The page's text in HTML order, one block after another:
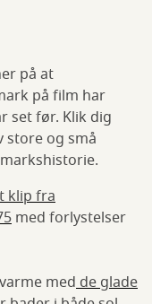
på at
på film har
set før. Klik dig
store og små
klip fra
med forlystelser
medde glade